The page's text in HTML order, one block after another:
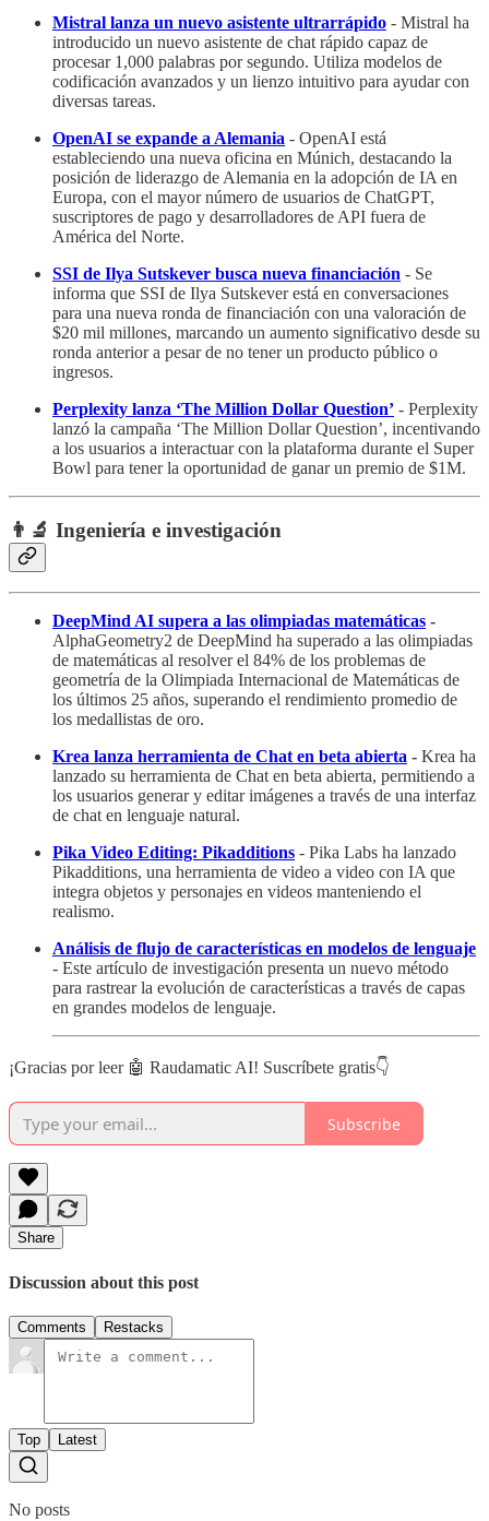
Mistral lanza un nuevo asistente ultrarrápido - Mistral ha
introducido un nuevo asistente de chat rápido capaz de
procesar 1,000 palabras por segundo. Utiliza modelos de
codificación avanzados y un lienzo intuitivo para ayudar con
diversas tareas.
OpenAI se expande a Alemania - OpenAI está
estableciendo una nueva oficina en Múnich, destacando la
posición de liderazgo de Alemania en la adopción de IA en
Europa, con el mayor número de usuarios de ChatGPT,
suscriptores de pago y desarrolladores de API fuera de
América del Norte.
SSI de Ilya Sutskever busca nueva financiación - Se
informa que SSI de Ilya Sutskever está en conversaciones
para una nueva ronda de financiación con una valoración de
$20 mil millones, marcando un aumento significativo desde su
ronda anterior a pesar de no tener un producto público o
ingresos.
Perplexity lanza ‘The Million Dollar Question’ - Perplexity
lanzó la campaña ‘The Million Dollar Question’, incentivando
a los usuarios a interactuar con la plataforma durante el Super
Bowl para tener la oportunidad de ganar un premio de $1M.
👨‍🔬 Ingeniería e investigación
DeepMind AI supera a las olimpiadas matemáticas -
AlphaGeometry2 de DeepMind ha superado a las olimpiadas
de matemáticas al resolver el 84% de los problemas de
geometría de la Olimpiada Internacional de Matemáticas de
los últimos 25 años, superando el rendimiento promedio de
los medallistas de oro.
Krea lanza herramienta de Chat en beta abierta - Krea ha
lanzado su herramienta de Chat en beta abierta, permitiendo a
los usuarios generar y editar imágenes a través de una interfaz
de chat en lenguaje natural.
Pika Video Editing: Pikadditions - Pika Labs ha lanzado
Pikadditions, una herramienta de video a video con IA que
integra objetos y personajes en videos manteniendo el
realismo.
Análisis de flujo de características en modelos de lenguaje
- Este artículo de investigación presenta un nuevo método
para rastrear la evolución de características a través de capas
en grandes modelos de lenguaje.
¡Gracias por leer 🤖 Raudamatic AI! Suscríbete gratis👇
Subscribe
Share
Discussion about this post
Comments Restacks
Top Latest
No posts